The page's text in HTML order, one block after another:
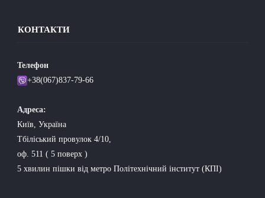
КОНТАКТИ
Телефон
+38(067)837-79-66
Адресa:
Київ, Україна
Тбіліський провулок 4/10,
оф. 511 ( 5 поверх )
5 хвилин пішки від метро Політехнічний інститут (КПІ)